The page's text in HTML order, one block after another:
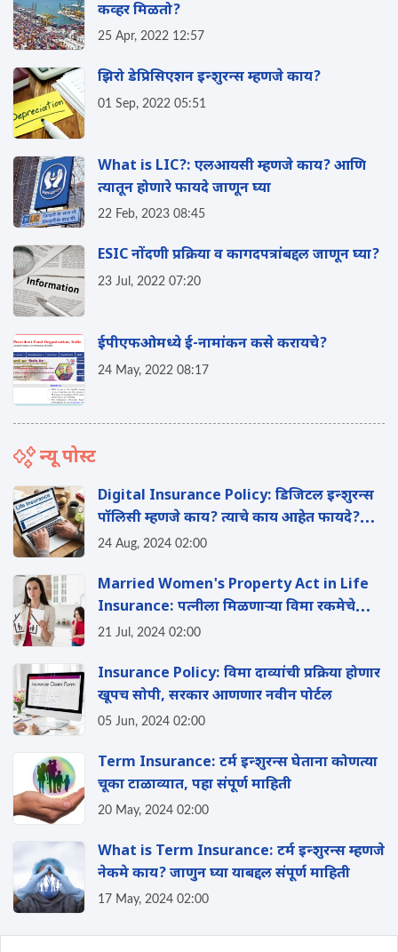
कव्हर मिळतो?
25 Apr, 2022 12:57
झिरो डेप्रिसिएशन इन्शुरन्स म्हणजे काय?
01 Sep, 2022 05:51
What is LIC?: एलआयसी म्हणजे काय? आणि
त्यातून होणारे फायदे जाणून घ्या
22 Feb, 2023 08:45
ESIC नोंदणी प्रक्रिया व कागदपत्रांबद्दल जाणून घ्या?
23 Jul, 2022 07:20
ईपीएफओमध्ये ई-नामांकन कसे करायचे?
24 May, 2022 08:17
न्यू पोस्ट
Digital Insurance Policy: ड‍िजिटल इन्शुरन्स
पॉलिसी म्हणजे काय? त्याचे काय आहेत फायदे?
जाणुन घ्या संपूर्ण माहिती
24 Aug, 2024 02:00
Married Women's Property Act in Life
Insurance: पत्नीला ‍मिळणाऱ्या व‍िमा रकमेचे
कर्जदारापासून कसे संरक्षण करावे?
21 Jul, 2024 02:00
Insurance Policy: विमा दाव्यांची प्रक्रिया होणार
खूपच सोपी, सरकार आणणार नवीन पोर्टल
05 Jun, 2024 02:00
Term Insurance: टर्म इन्शुरन्स घेताना कोणत्या
चूका टाळाव्यात, पहा संपूर्ण माहिती
20 May, 2024 02:00
What is Term Insurance: टर्म इन्शुरन्स म्हणजे
नेकमे काय? जाणुन घ्या याबद्दल संपूर्ण माहिती
17 May, 2024 02:00